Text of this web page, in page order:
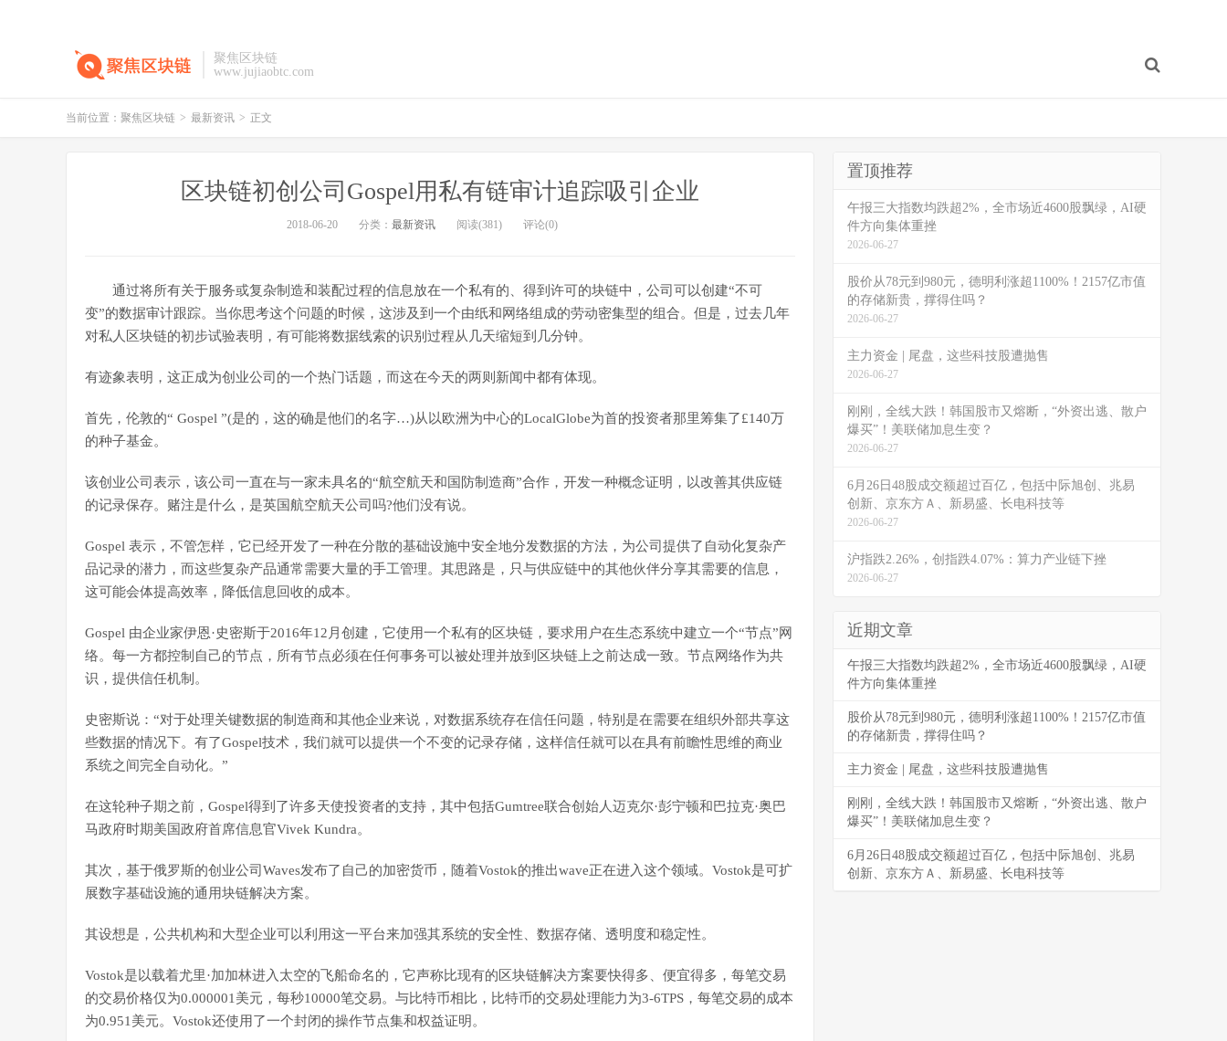
聚焦区块链
www.jujiaobtc.com
当前位置： 聚焦区块链 > 最新资讯 > 正文
区块链初创公司Gospel用私有链审计追踪吸引企业
2018-06-20 分类： 最新资讯 阅读(381) 评论(0)
通过将所有关于服务或复杂制造和装配过程的信息放在一个私有的、得到许可的块链中，公司可以创建“不可
变”的数据审计跟踪。当你思考这个问题的时候，这涉及到一个由纸和网络组成的劳动密集型的组合。但是，过去几年
对私人区块链的初步试验表明，有可能将数据线索的识别过程从几天缩短到几分钟。
有迹象表明，这正成为创业公司的一个热门话题，而这在今天的两则新闻中都有体现。
首先，伦敦的“ Gospel ”(是的，这的确是他们的名字…)从以欧洲为中心的LocalGlobe为首的投资者那里筹集了£140万
的种子基金。
该创业公司表示，该公司一直在与一家未具名的“航空航天和国防制造商”合作，开发一种概念证明，以改善其供应链
的记录保存。赌注是什么，是英国航空航天公司吗?他们没有说。
Gospel 表示，不管怎样，它已经开发了一种在分散的基础设施中安全地分发数据的方法，为公司提供了自动化复杂产
品记录的潜力，而这些复杂产品通常需要大量的手工管理。其思路是，只与供应链中的其他伙伴分享其需要的信息，
这可能会体提高效率，降低信息回收的成本。
Gospel 由企业家伊恩·史密斯于2016年12月创建，它使用一个私有的区块链，要求用户在生态系统中建立一个“节点”网
络。每一方都控制自己的节点，所有节点必须在任何事务可以被处理并放到区块链上之前达成一致。节点网络作为共
识，提供信任机制。
史密斯说：“对于处理关键数据的制造商和其他企业来说，对数据系统存在信任问题，特别是在需要在组织外部共享这
些数据的情况下。有了Gospel技术，我们就可以提供一个不变的记录存储，这样信任就可以在具有前瞻性思维的商业
系统之间完全自动化。”
在这轮种子期之前，Gospel得到了许多天使投资者的支持，其中包括Gumtree联合创始人迈克尔·彭宁顿和巴拉克·奥巴
马政府时期美国政府首席信息官Vivek Kundra。
其次，基于俄罗斯的创业公司Waves发布了自己的加密货币，随着Vostok的推出wave正在进入这个领域。Vostok是可扩
展数字基础设施的通用块链解决方案。
其设想是，公共机构和大型企业可以利用这一平台来加强其系统的安全性、数据存储、透明度和稳定性。
Vostok是以载着尤里·加加林进入太空的飞船命名的，它声称比现有的区块链解决方案要快得多、便宜得多，每笔交易
的交易价格仅为0.000001美元，每秒10000笔交易。与比特币相比，比特币的交易处理能力为3-6TPS，每笔交易的成本
为0.951美元。Vostok还使用了一个封闭的操作节点集和权益证明。
置顶推荐
午报三大指数均跌超2%，全市场近4600股飘绿，AI硬
件方向集体重挫
2026-06-27
股价从78元到980元，德明利涨超1100%！2157亿市值
的存储新贵，撑得住吗？
2026-06-27
主力资金 | 尾盘，这些科技股遭抛售
2026-06-27
刚刚，全线大跌！韩国股市又熔断，“外资出逃、散户
爆买”！美联储加息生变？
2026-06-27
6月26日48股成交额超过百亿，包括中际旭创、兆易
创新、京东方Ａ、新易盛、长电科技等
2026-06-27
沪指跌2.26%，创指跌4.07%：算力产业链下挫
2026-06-27
近期文章
午报三大指数均跌超2%，全市场近4600股飘绿，AI硬
件方向集体重挫
股价从78元到980元，德明利涨超1100%！2157亿市值
的存储新贵，撑得住吗？
主力资金 | 尾盘，这些科技股遭抛售
刚刚，全线大跌！韩国股市又熔断，“外资出逃、散户
爆买”！美联储加息生变？
6月26日48股成交额超过百亿，包括中际旭创、兆易
创新、京东方Ａ、新易盛、长电科技等